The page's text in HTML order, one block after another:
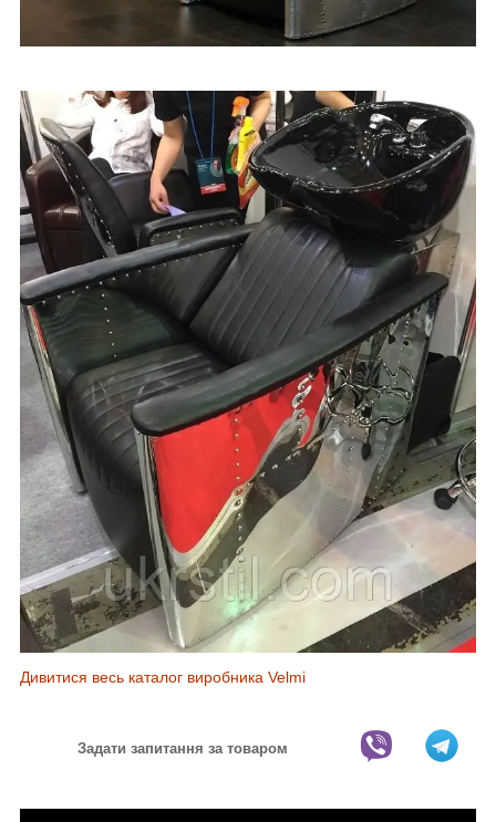
Дивитися весь каталог виробника Velmi
Задати запитання за товаром